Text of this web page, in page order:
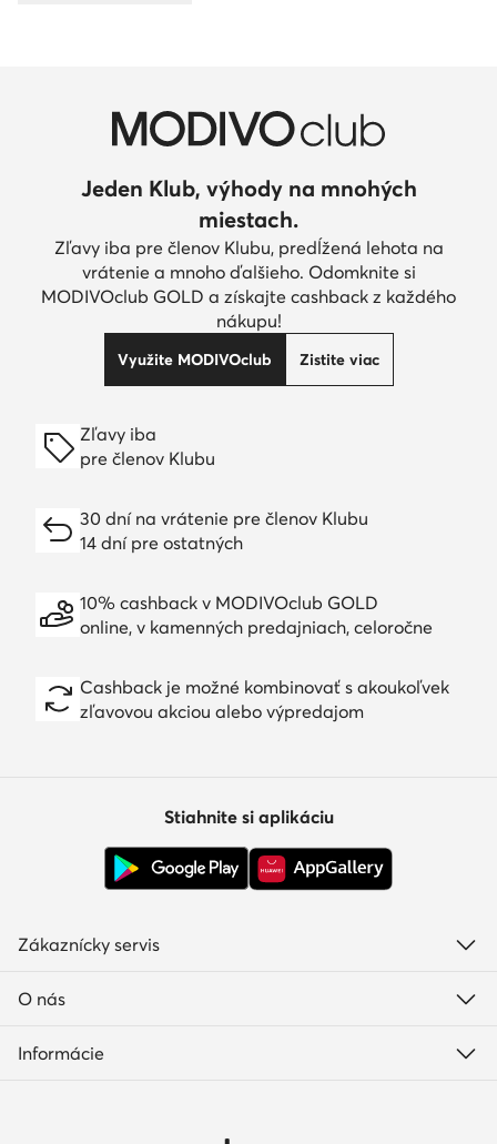
Jeden Klub, výhody na mnohých
miestach.
Zľavy iba pre členov Klubu, predĺžená lehota na
vrátenie a mnoho ďalšieho. Odomknite si
MODIVOclub GOLD a získajte cashback z každého
nákupu!
Využite MODIVOclub Zistite viac
Zľavy iba
pre členov Klubu
30 dní na vrátenie pre členov Klubu
14 dní pre ostatných
10% cashback v MODIVOclub GOLD
online, v kamenných predajniach, celoročne
Cashback je možné kombinovať s akoukoľvek
zľavovou akciou alebo výpredajom
Stiahnite si aplikáciu
Zákaznícky servis
O nás
Informácie